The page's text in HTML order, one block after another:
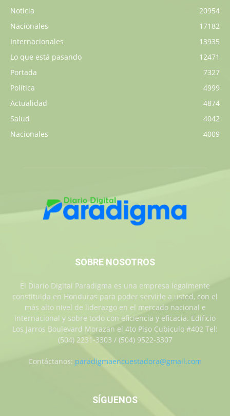
Noticia
20954
Nacionales
17182
Internacionales
13935
Lo que está pasando
12471
Portada
7327
Política
4999
Actualidad
4874
Salud
4042
Nacionales
4009
SOBRE NOSOTROS
El Diario Digital Paradigma es una empresa legalmente
constituida en Honduras para poder servirle a usted, con el
más alto nivel de liderazgo en el mercado nacional e
internacional y sobre todo con eficiencia y eficacia. Edificio
Los Jarros Boulevard Morazan el 4to Piso Cubiculo #402 Tel:
(504) 2231-3303 / (504) 9522-3307
Contáctanos: paradigmaencuestadora@gmail.com
SÍGUENOS